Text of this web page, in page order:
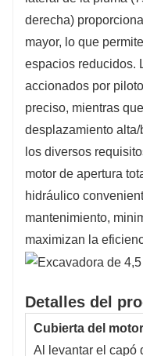
derecha)
mayor, lo que
espacios reducidos.
accionados por
preciso, mientras
desplazamiento
los diversos
motor de apertura
hidráulico
mantenimiento,
maximizan la
Detalles del
Cubierta del
Al levantar el capó